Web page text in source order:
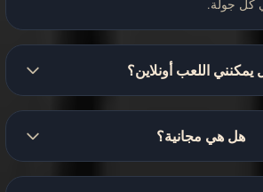
كل جولة.
يمكنني اللعب أونلاين؟
هل هي مجانية؟